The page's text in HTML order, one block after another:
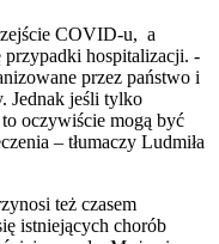
COVID-u, a
przypadki hospitalizacji. -
przez państwo i
Jednak jeśli tylko
oczywiście mogą być
– tłumaczy Ludmiła
też czasem
istniejących chorób